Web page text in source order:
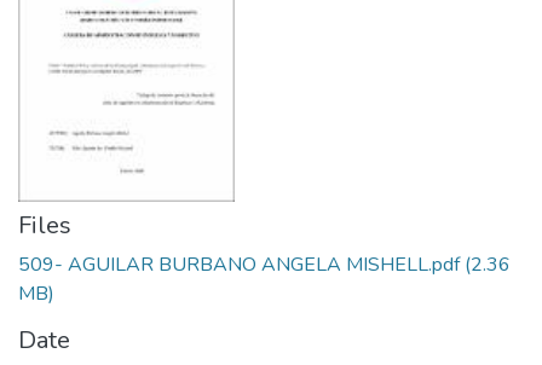
Files
509- AGUILAR BURBANO ANGELA MISHELL.pdf(2.36
MB)
Date